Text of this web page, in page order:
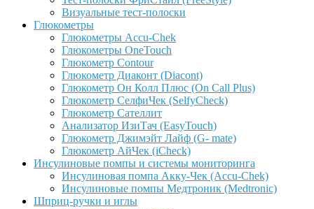
Визуальные тест-полоски
Глюкометры
Глюкометры Accu-Сhek
Глюкометры OneTouch
Глюкометр Contour
Глюкометр Диаконт (Diacont)
Глюкометр Он Колл Плюс (On Call Plus)
Глюкометр СелфиЧек (SelfyCheck)
Глюкометр Сателлит
Анализатор ИзиТач (EasyTouch)
Глюкометр Джимэйт Лайф (G- mate)
Глюкометр АйЧек (iCheck)
Инсулиновые помпы и системы мониторинга
Инсулиновая помпа Акку-Чек (Accu-Chek)
Инсулиновые помпы Медтроник (Medtronic)
Шприц-ручки и иглы